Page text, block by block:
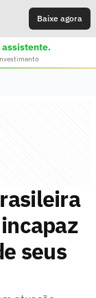
Baixe agora
assistente.
seus